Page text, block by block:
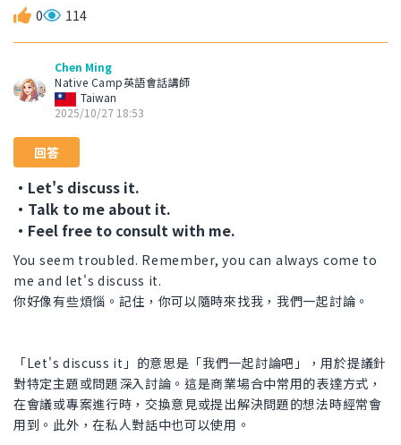
0 114
Chen Ming
Native Camp英語會話講師
Taiwan
2025/10/27 18:53
回答
・Let's discuss it.
・Talk to me about it.
・Feel free to consult with me.
You seem troubled. Remember, you can always come to
me and let's discuss it.
你好像有些煩惱。記住，你可以隨時來找我，我們一起討論。
「Let's discuss it」的意思是「我們一起討論吧」，用於提議針
對特定主題或問題深入討論。這是商業場合中常用的表達方式，
在會議或專案進行時，交換意見或提出解決問題的想法時經常會
用到。此外，在私人對話中也可以使用。